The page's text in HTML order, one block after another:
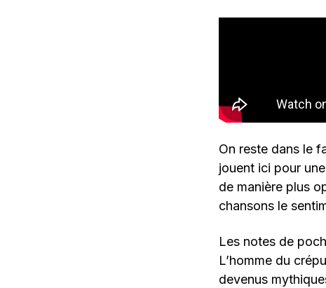
On reste dans le
jouent ici pour
de manière plus
chansons le
Les notes de
L’homme du
devenus